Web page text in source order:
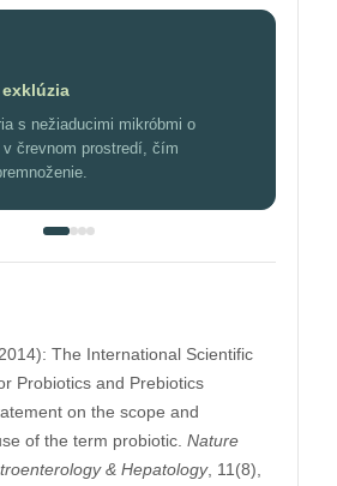
s nežiaducimi mikróbmi o
črevnom prostredí, čím
The International Scientific
Probiotics and Prebiotics
on the scope and
of the term probiotic. Nature
& Hepatology, 11(8),